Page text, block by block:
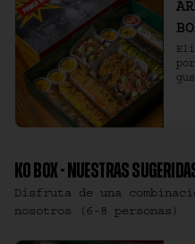
KO BOX - NUESTRAS
Disfruta de una
nosotros (6-8 personas)